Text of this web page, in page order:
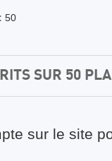
50
SUR 50
sur le site